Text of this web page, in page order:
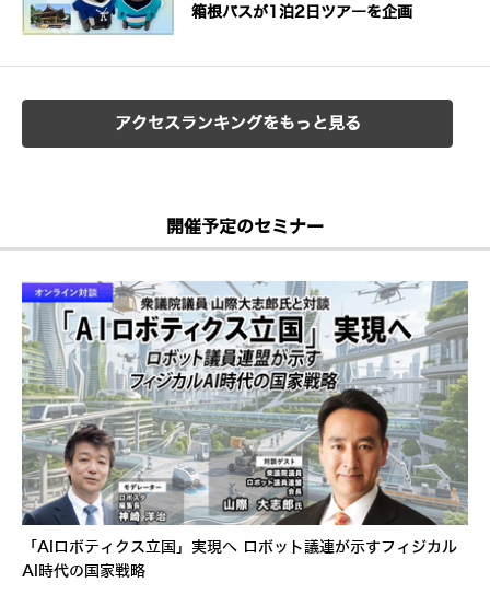
箱根バスが1泊2日ツアーを企画
アクセスランキングをもっと見る
開催予定のセミナー
「AIロボティクス立国」実現へ ロボット議連が示すフィジカル
AI時代の国家戦略